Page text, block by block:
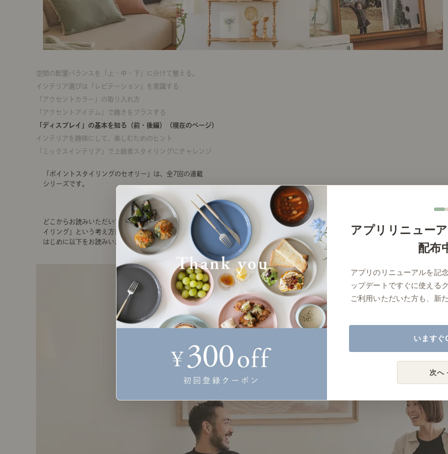
空間の配置バランスを「上・中・下」に分けて整える。
インテリア選びは「レピテーション」を意識する
「アクセントカラー」の取り入れ方
「アクセントアイテム」で趣きをプラスする
「ディスプレイ」の基本を知る（前・後編）（現在のページ）
インテリアを趣味にして、楽しむためのヒント
「ミックスインテリア」で上級者スタイリングにチャレンジ
「ポイントスタイリングのセオリー」は、全7回の連載
シリーズです。
どこからお読みいただいてもOKですが「ポイントスタ
イリング」という考え方自体をご理解いただくために
はじめに以下をお読みいただくことをおすすめします。
アプリリニュー
配布
アプリのリニューアルを記
ップデートですぐに使える
ご利用いただいた方も、新
いますぐ
次へ